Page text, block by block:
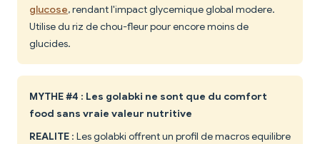
glucose, rendant l'impact glycemique global modere.
Utilise du riz de chou-fleur pour encore moins de
glucides.
MYTHE #4 : Les golabki ne sont que du comfort
food sans vraie valeur nutritive
REALITE : Les golabki offrent un profil de macros equilibre